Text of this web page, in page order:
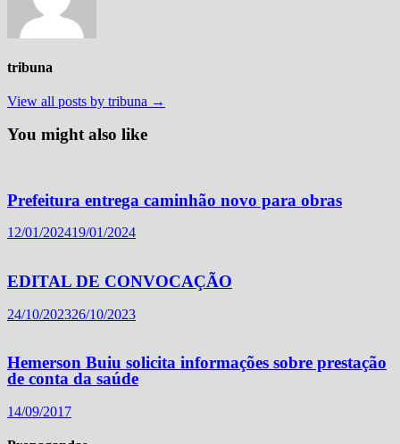
tribuna
View all posts by tribuna →
You might also like
Prefeitura entrega caminhão novo para obras
12/01/202419/01/2024
EDITAL DE CONVOCAÇÃO
24/10/202326/10/2023
Hemerson Buiu solicita informações sobre prestação
de conta da saúde
14/09/2017